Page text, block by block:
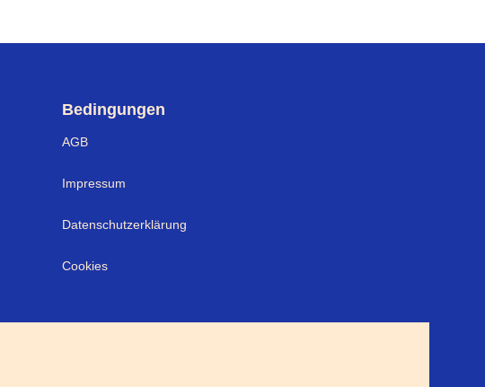
Bedingungen
AGB
Impressum
Datenschutzerklärung
Cookies